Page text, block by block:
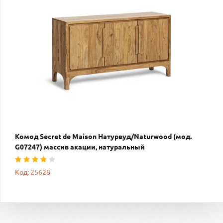
Комод Secret de Maison Натурвуд/Naturwood (мод.
G07247) массив акации, натуральный
Код: 25628